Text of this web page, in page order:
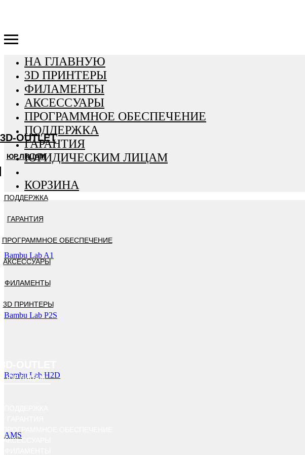
3D-OUTLET
ЮР.ЛИЦАМ
ПОДДЕРЖКА
ГАРАНТИЯ
ПРОГРАММНОЕ ОБЕСПЕЧЕНИЕ
АКСЕССУАРЫ
ФИЛАМЕНТЫ
3D ПРИНТЕРЫ
ЮР.ЛИЦАМ
АКСЕССУАРЫ
НА ГЛАВНУЮ
3D ПРИНТЕРЫ
ФИЛАМЕНТЫ
АКСЕССУАРЫ
ПРОГРАММНОЕ ОБЕСПЕЧЕНИЕ
ПОДДЕРЖКА
ГАРАНТИЯ
ЮРИДИЧЕСКИМ ЛИЦАМ
КОРЗИНА
Bambu Lab A1
Bambu Lab P2S
Bambu Lab H2D
AMS